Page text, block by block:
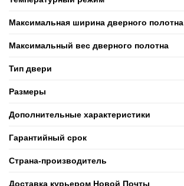
Максимальная ширина дверного полотна
Максимальный вес дверного полотна
Тип двери
Размеры
Дополнительные характеристики
Гарантийный срок
Страна-производитель
Доставка курьером Новой Почты